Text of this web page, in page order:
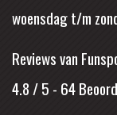
woensdag t/m
Reviews van
4.8 / 5 - 64